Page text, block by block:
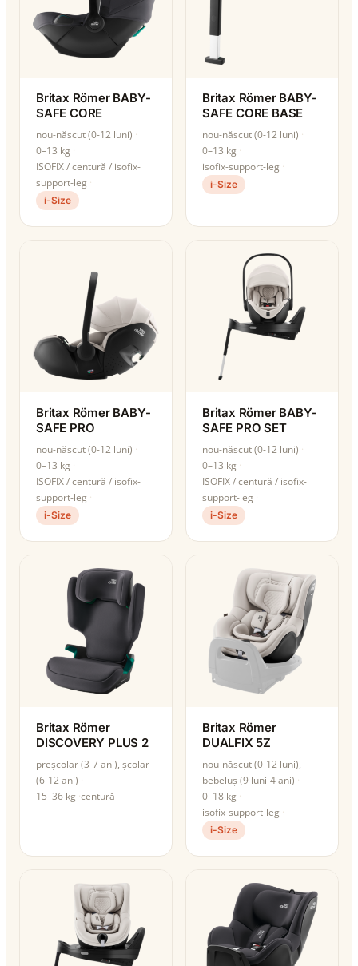
Britax Römer BABY-
SAFE CORE
nou-născut (0-12 luni)
0–13 kg
ISOFIX / centură / isofix-
support-leg
i-Size
Britax Römer BABY-
SAFE CORE BASE
nou-născut (0-12 luni)
0–13 kg
isofix-support-leg
i-Size
Britax Römer BABY-
SAFE PRO
nou-născut (0-12 luni)
0–13 kg
ISOFIX / centură / isofix-
support-leg
i-Size
Britax Römer BABY-
SAFE PRO SET
nou-născut (0-12 luni)
0–13 kg
ISOFIX / centură / isofix-
support-leg
i-Size
Britax Römer
DISCOVERY PLUS 2
preșcolar (3-7 ani), școlar
(6-12 ani)
15–36 kg centură
Britax Römer
DUALFIX 5Z
nou-născut (0-12 luni),
bebeluș (9 luni-4 ani)
0–18 kg
isofix-support-leg
i-Size